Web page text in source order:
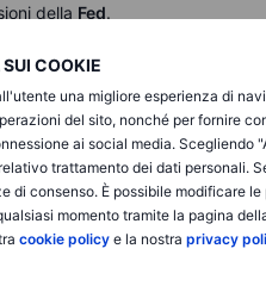
COOKIE
una migliore esperienza di
del sito, nonché per fornire
ai social media. Scegliendo
trattamento dei dati personali.
di consenso. È possibile modificare le
momento tramite la pagina
cookie policye la nostra privacy
della Fed.
IlDAX
%) e ArcelorMittal
e BAE Systemsin calo,
dellaBank of
le banche centralie i
Seng(+0,8 %) ha
artificiale in